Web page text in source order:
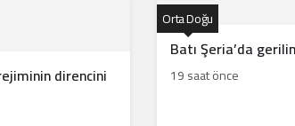
direncini
Batı Şeria’da
Orta Doğu
19 saat önce